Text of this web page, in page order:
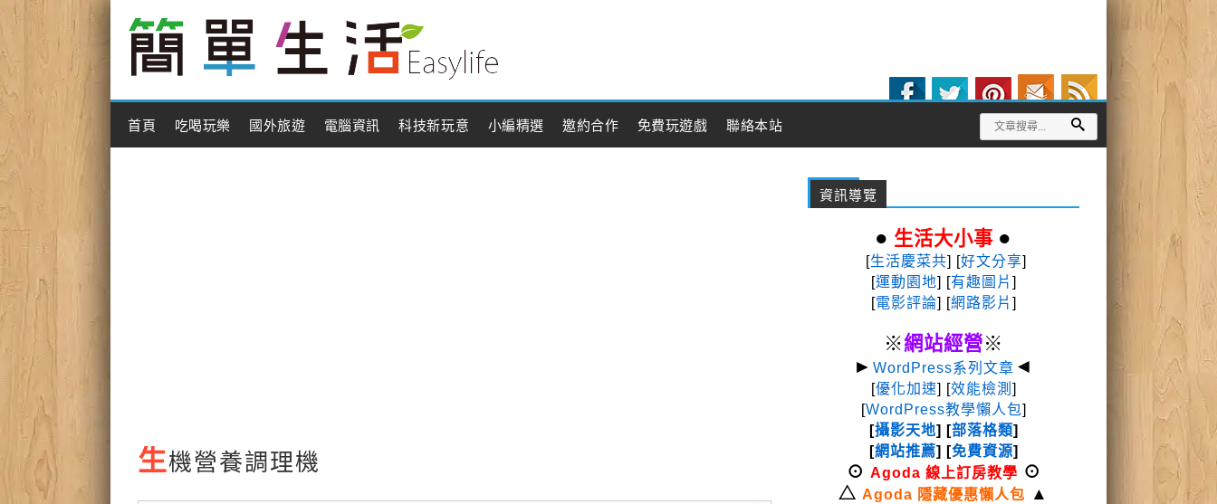
Main Menu
首頁 吃喝玩樂 國外旅遊 電腦資訊 科技新玩意 小編精選 邀約合作 免費玩遊戲 聯絡本站
生機營養調理機
資訊導覽
● 生活大小事 ●
[生活慶菜共] [好文分享]
[運動園地] [有趣圖片 ]
[電影評論] [網路影片 ]
※網站經營※
► WordPress系列文章 ◄
[優化加速] [效能檢測 ]
[WordPress教學懶人包]
[攝影天地] [部落格類]
[網站推薦] [免費資源]
⊙ Agoda 線上訂房教學 ⊙
△ Agoda 隱藏優惠懶人包
▲